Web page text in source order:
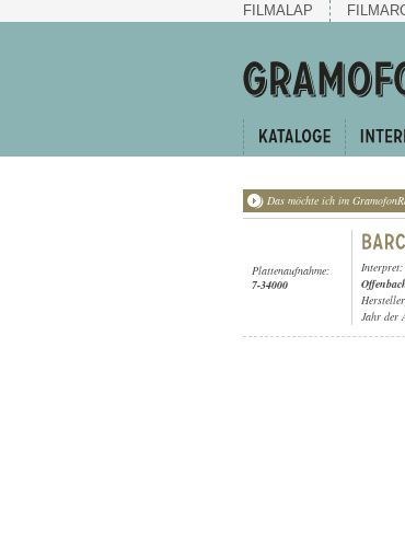
FILMALAP
Das möchte ich im
Plattenaufnahme:
7-34000
Interpret:
Jahr der